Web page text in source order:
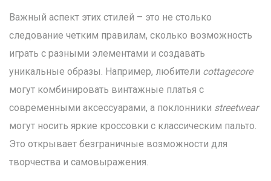
Важный аспект этих стилей – это не столько
следование четким правилам, сколько возможность
играть с разными элементами и создавать
уникальные образы. Например, любители cottagecore
могут комбинировать винтажные платья с
современными аксессуарами, а поклонники streetwear
могут носить яркие кроссовки с классическим пальто.
Это открывает безграничные возможности для
творчества и самовыражения.